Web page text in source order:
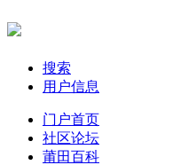
搜索
用户信息
门户首页
社区论坛
莆田百科